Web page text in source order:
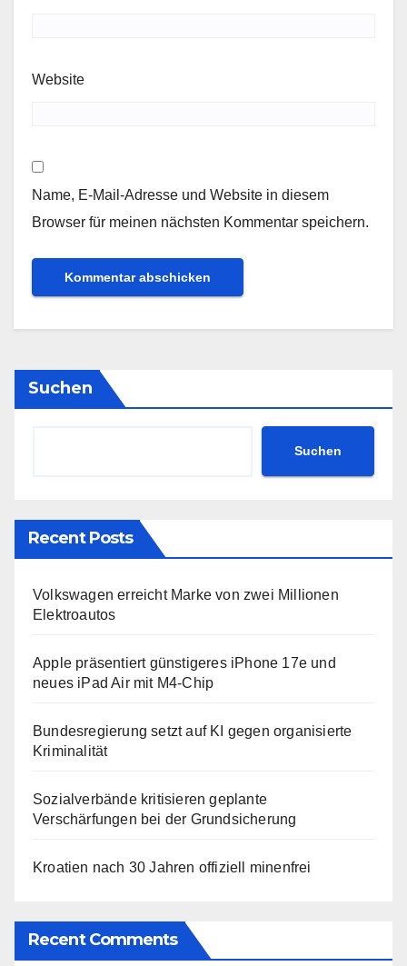
Website
Name, E-Mail-Adresse und Website in diesem
Browser für meinen nächsten Kommentar speichern.
Suchen
Suchen
Recent Posts
Volkswagen erreicht Marke von zwei Millionen
Elektroautos
Apple präsentiert günstigeres iPhone 17e und
neues iPad Air mit M4-Chip
Bundesregierung setzt auf KI gegen organisierte
Kriminalität
Sozialverbände kritisieren geplante
Verschärfungen bei der Grundsicherung
Kroatien nach 30 Jahren offiziell minenfrei
Recent Comments